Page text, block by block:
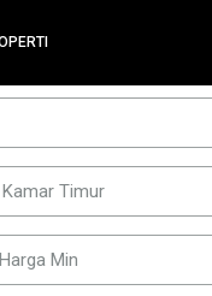
Kamar Timur